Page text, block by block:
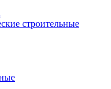
строительные